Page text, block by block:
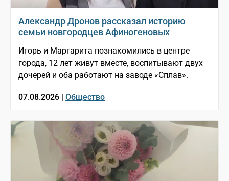
Александр Дронов рассказал историю
семьи новгородцев Афиногеновых
Игорь и Маргарита познакомились в центре
города, 12 лет живут вместе, воспитывают двух
дочерей и оба работают на заводе «Сплав».
07.08.2026 | Общество